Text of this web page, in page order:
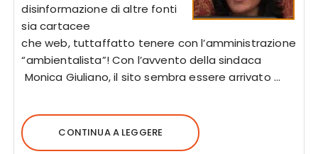
disinformazione di altre fonti
sia cartacee
che web, tuttaffatto tenere con l’amministrazione
“ambientalista”! Con l’avvento della sindaca
Monica Giuliano, il sito sembra essere arrivato …
CONTINUA A LEGGERE